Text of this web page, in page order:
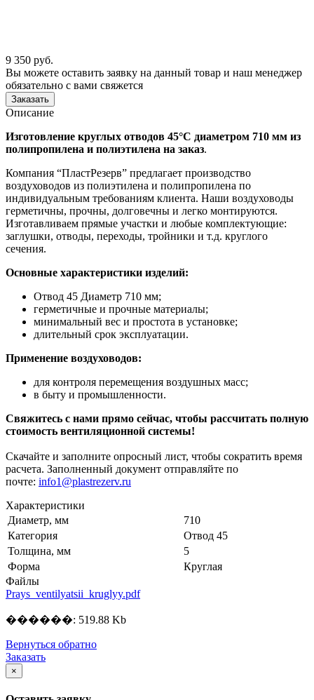
9 350 руб.
Вы можете оставить заявку на данный товар и наш менеджер
обязательно с вами свяжется
Заказать
Описание
Изготовление круглых отводов 45°С диаметром 710 мм из
полипропилена и полиэтилена на заказ.
Компания “ПластРезерв” предлагает производство
воздуховодов из полиэтилена и полипропилена по
индивидуальным требованиям клиента. Наши воздуховоды
герметичны, прочны, долговечны и легко монтируются.
Изготавливаем прямые участки и любые комплектующие:
заглушки, отводы, переходы, тройники и т.д. круглого
сечения.
Основные характеристики изделий:
Отвод 45 Диаметр 710 мм;
герметичные и прочные материалы;
минимальный вес и простота в установке;
длительный срок эксплуатации.
Применение воздуховодов:
для контроля перемещения воздушных масс;
в быту и промышленности.
Свяжитесь с нами прямо сейчас, чтобы рассчитать полную
стоимость вентиляционной системы!
Скачайте и заполните опросный лист, чтобы сократить время
расчета. Заполненный документ отправляйте по
почте: info1@plastrezerv.ru
Характеристики
Диаметр, мм
710
Категория
Отвод 45
Толщина, мм
5
Форма
Круглая
Файлы
Prays_ventilyatsii_kruglyy.pdf
������: 519.88 Kb
Вернуться обратно
Заказать
×